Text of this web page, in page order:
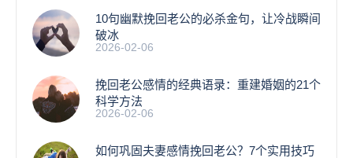
10句幽默挽回老公的必杀金句，让冷战瞬间
破冰
2026-02-06
挽回老公感情的经典语录：重建婚姻的21个
科学方法
2026-02-06
如何巩固夫妻感情挽回老公？7个实用技巧